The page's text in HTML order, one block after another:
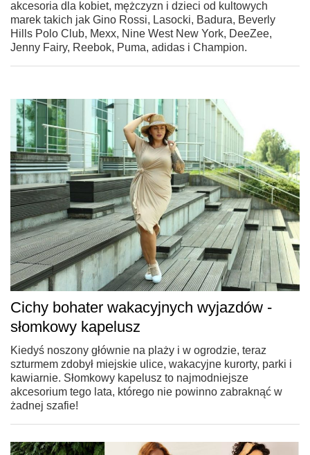
akcesoria dla kobiet, mężczyzn i dzieci od kultowych
marek takich jak Gino Rossi, Lasocki, Badura, Beverly
Hills Polo Club, Mexx, Nine West New York, DeeZee,
Jenny Fairy, Reebok, Puma, adidas i Champion.
Cichy bohater wakacyjnych wyjazdów -
słomkowy kapelusz
Kiedyś noszony głównie na plaży i w ogrodzie, teraz
szturmem zdobył miejskie ulice, wakacyjne kurorty, parki i
kawiarnie. Słomkowy kapelusz to najmodniejsze
akcesorium tego lata, którego nie powinno zabraknąć w
żadnej szafie!